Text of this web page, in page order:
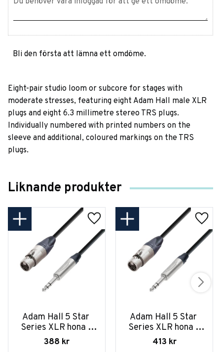
Bli den första att lämna ett omdöme.
Eight-pair studio loom or subcore for stages with
moderate stresses, featuring eight Adam Hall male XLR
plugs and eight 6.3 millimetre stereo TRS plugs.
Individually numbered with printed numbers on the
sleeve and additional, coloured markings on the TRS
plugs.
Liknande produkter
Adam Hall 5 Star
Series XLR hona -
TRS hane 3m
388 kr
Adam Hall 5 Star
Series XLR hona -
TRS hane 5m
413 kr